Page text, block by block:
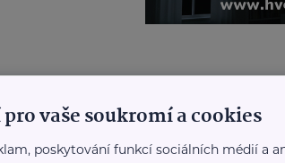
vaše soukromí a cookies
poskytování funkcí sociálních médií a